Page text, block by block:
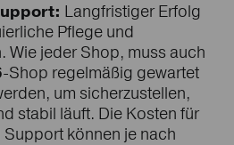
Langfristiger Erfolg
Pflege und
Wie jeder Shop, muss auch
-Shop regelmäßig gewartet
um sicherzustellen,
stabil läuft. Die Kosten für
können je nach